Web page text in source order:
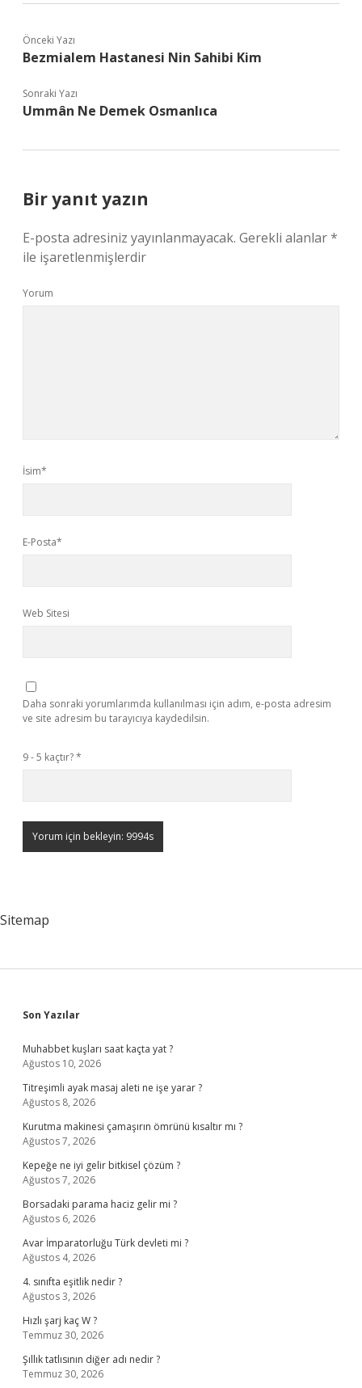
Önceki Yazı
Bezmialem Hastanesi Nin Sahibi Kim
Sonraki Yazı
Ummân Ne Demek Osmanlıca
Bir yanıt yazın
E-posta adresiniz yayınlanmayacak. Gerekli alanlar*
ile işaretlenmişlerdir
Yorum
İsim*
E-Posta*
Web Sitesi
Daha sonraki yorumlarımda kullanılması için adım, e-posta adresim
ve site adresim bu tarayıcıya kaydedilsin.
9 - 5 kaçtır?*
Sitemap
Sidebar
Son Yazılar
Muhabbet kuşları saat kaçta yat ?
Ağustos 10, 2026
Titreşimli ayak masaj aleti ne işe yarar ?
Ağustos 8, 2026
Kurutma makinesi çamaşırın ömrünü kısaltır mı ?
Ağustos 7, 2026
Kepeğe ne iyi gelir bitkisel çözüm ?
Ağustos 7, 2026
Borsadaki parama haciz gelir mi ?
Ağustos 6, 2026
Avar İmparatorluğu Türk devleti mi ?
Ağustos 4, 2026
4. sınıfta eşitlik nedir ?
Ağustos 3, 2026
Hızlı şarj kaç W ?
Temmuz 30, 2026
Şıllık tatlısının diğer adı nedir ?
Temmuz 30, 2026